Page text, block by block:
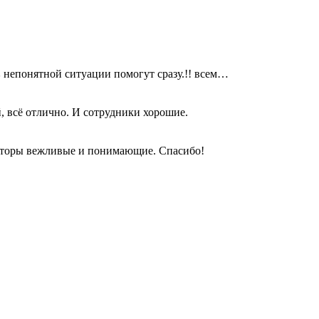
ситуации помогут сразу.!! всем…
всё отлично. И сотрудники хорошие.
вежливые и понимающие. Спасибо!